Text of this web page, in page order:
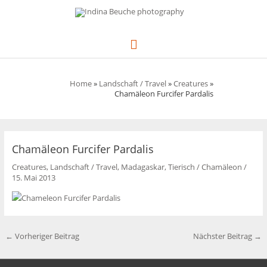
Hauptmenü
Home» Landschaft / Travel»Creatures»
Chamäleon Furcifer Pardalis
Chamäleon Furcifer Pardalis
Creatures, Landschaft / Travel, Madagaskar,Tierisch /Chamäleon /
15. Mai 2013
← Vorheriger Beitrag Nächster Beitrag →